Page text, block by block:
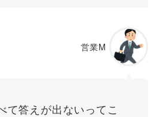
営業M
て答えが出ないってこ